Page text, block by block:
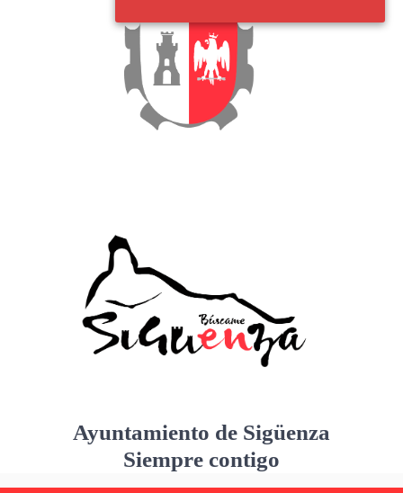
Ayuntamiento de Sigüenza
Siempre contigo